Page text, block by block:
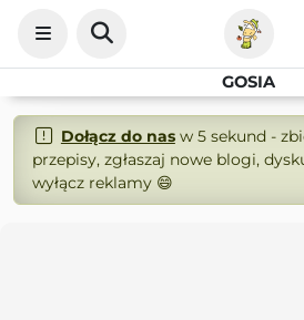
GOSIA
Dołącz do nasw 5 sekund -
przepisy, zgłaszaj nowe blogi,
wyłącz reklamy 😄